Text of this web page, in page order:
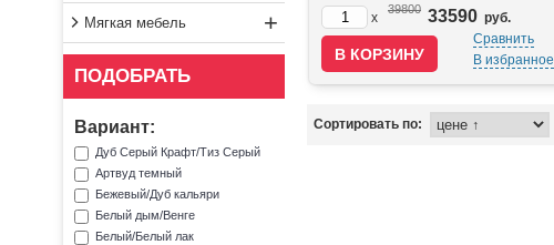
Мягкая мебель +
ПОДОБРАТЬ
Вариант:
Дуб Серый Крафт/Тиз Серый
Артвуд темный
Бежевый/Дуб кальяри
Белый дым/Венге
Белый/Белый лак
x
39800 33590 руб.
Сравнить
В избранное
Сортировать по: